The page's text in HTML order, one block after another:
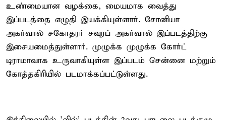
உண்மையான வழக்கை, மையமாக வைத்து
இப்படத்தை எழுதி இயக்கியுள்ளார். சோனியா
அகர்வால் சகோதரர் சவுரப் அகர்வால் இப்படத்திற்கு
இசையமைத்துள்ளார். முழுக்க முழுக்க கோர்ட்
டிராமாவாக உருவாகியுள்ள இப்படம் சென்னை மற்றும்
கோத்தகிரியில் படமாக்கப்பட்டுள்ளது.